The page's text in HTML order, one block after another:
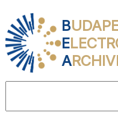
B
E
A